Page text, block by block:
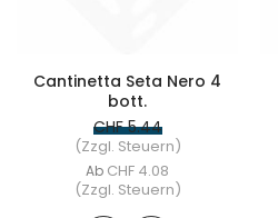
Cantinetta Seta Nero 4
bott.
CHF 5.44
(Zzgl. Steuern)
Ab CHF 4.08
(Zzgl. Steuern)